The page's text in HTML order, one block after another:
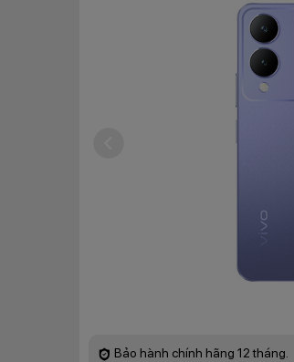
Bảo hành chính hãng 12 tháng.